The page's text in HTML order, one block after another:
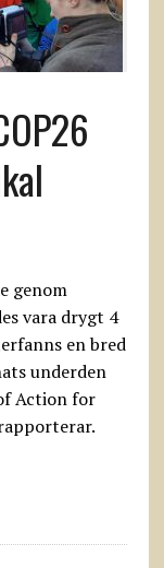
genom
vara drygt 4
en bred
underden
Action for